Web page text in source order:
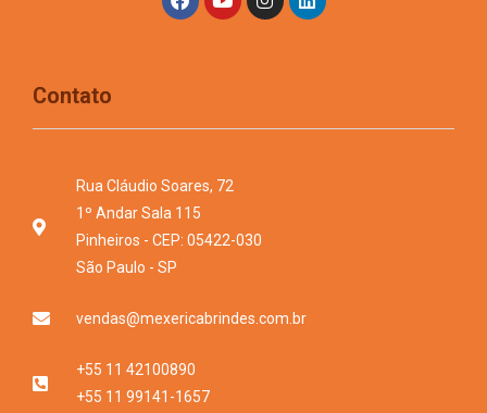
Contato
Rua Cláudio Soares, 72
1º Andar Sala 115
Pinheiros - CEP: 05422-030
São Paulo - SP
vendas@mexericabrindes.com.br
+55 11 42100890
+55 11 99141-1657